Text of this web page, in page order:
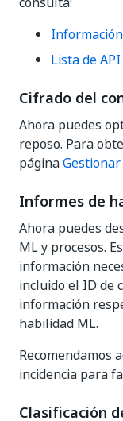
Lista de API
Cifrado del
Ahora puedes
reposo. Para
página
Informes de
Ahora puedes
ML y procesos.
información
incluido el ID de
información
habilidad ML.
Recomendamos
incidencia para
Clasificación